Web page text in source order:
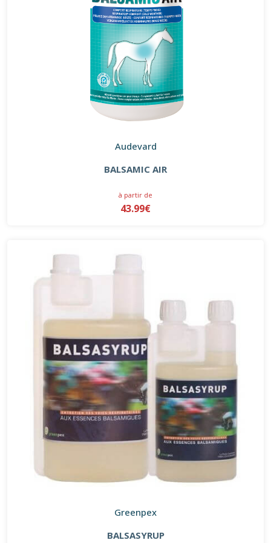
Audevard
BALSAMIC AIR
à partir de
43.99€
Greenpex
BALSASYRUP